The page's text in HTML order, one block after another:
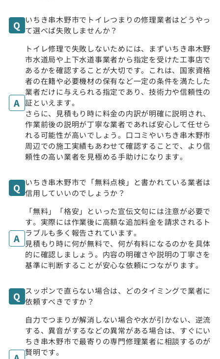
いちき串木野市でトイレつまりの修理業者はどうやっ
て選べば失敗しませんか？
トイレ修理で失敗しないためには、まずいちき串木野
市水道局や上下水道事業者から指定を受けた工事店で
あるかを確認することが大切です。これは、国家資格
者の在籍や必要機材の保有など一定の条件を満たした
業者だけに与えられる指定であり、技術力や信頼性の
証といえます。
さらに、見積もり時に料金の内訳が明確に説明され、
作業前後の説明が丁寧な業者であれば安心して任せら
れる可能性が高いでしょう。口コミやいちき串木野市
周辺での施工実績もあわせて確認することで、より信
頼性の高い業者を見極める手助けになります。
いちき串木野市で「無料点検」と書かれている業者は
信用していいのでしょうか？
「無料」「格安」といった宣伝文句には注意が必要で
す。実際には作業後に高額な追加料金を請求されるト
ラブルも多く報告されています。
見積もり時に何が無料で、何が有料になるのかを具体
的に確認しましょう。内容の明確さや説明の丁寧さを
基準に判断することが安心な依頼につながります。
スッポンで直らない場合は、どのタイミングで業者に
依頼すべきですか？
自力でつまりが解消しない場合や水が引かない、逆流
する、異音がするなどの異常がある場合は、すぐにい
ちき串木野市で最寄りの専門修理業者に相談するのが
賢明です。